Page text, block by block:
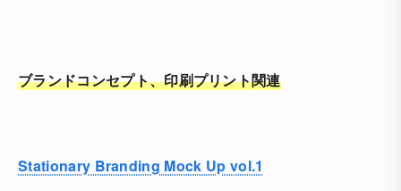
ブランドコンセプト、印刷プリント関連
Stationary Branding Mock Up vol.1